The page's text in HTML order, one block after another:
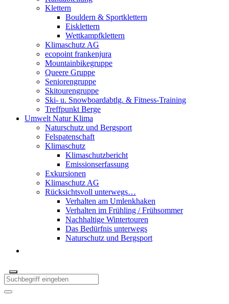
Klettern
Bouldern & Sportklettern
Eisklettern
Wettkampfklettern
Klimaschutz AG
ecopoint frankenjura
Mountainbikegruppe
Queere Gruppe
Seniorengruppe
Skitourengruppe
Ski- u. Snowboardabtlg. & Fitness-Training
Treffpunkt Berge
Umwelt Natur Klima
Naturschutz und Bergsport
Felspatenschaft
Klimaschutz
Klimaschutzbericht
Emissionserfassung
Exkursionen
Klimaschutz AG
Rücksichtsvoll unterwegs…
Verhalten am Umlenkhaken
Verhalten im Frühling / Frühsommer
Nachhaltige Wintertouren
Das Bedürfnis unterwegs
Naturschutz und Bergsport